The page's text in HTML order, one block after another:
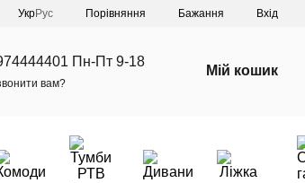
УкрРус Порівняння Бажання Вхід
Пн-Пт 9-18
вам?
Мій кошик